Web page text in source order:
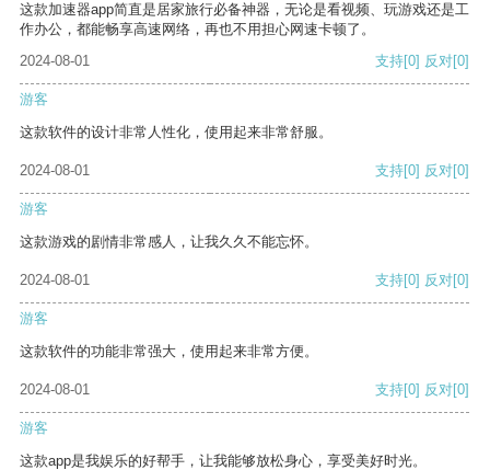
这款加速器app简直是居家旅行必备神器，无论是看视频、玩游戏还是工
作办公，都能畅享高速网络，再也不用担心网速卡顿了。
2024-08-01
支持[0] 反对[0]
游客
这款软件的设计非常人性化，使用起来非常舒服。
2024-08-01 支持[0] 反对[0]
游客
这款游戏的剧情非常感人，让我久久不能忘怀。
2024-08-01 支持[0] 反对[0]
游客
这款软件的功能非常强大，使用起来非常方便。
2024-08-01 支持[0] 反对[0]
游客
这款app是我娱乐的好帮手，让我能够放松身心，享受美好时光。